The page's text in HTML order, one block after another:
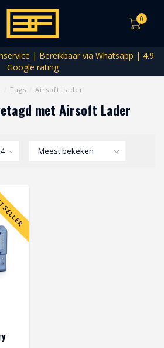
0
| Bereikbaar via Whatsapp | 4.9
Google rating
Tags Airsoft Lader
met Airsoft Lader